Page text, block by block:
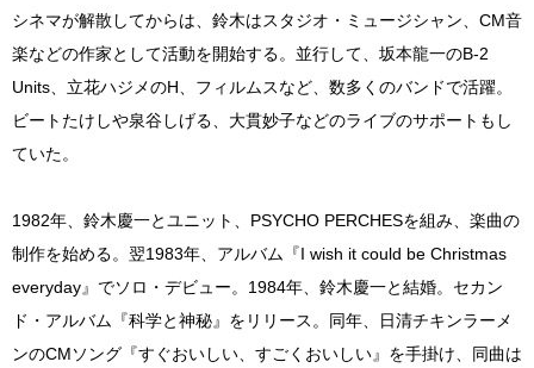
シネマが解散してからは、鈴木はスタジオ・ミュージシャン、CM音
楽などの作家として活動を開始する。並行して、坂本龍一のB-2
Units、立花ハジメのH、フィルムスなど、数多くのバンドで活躍。
ビートたけしや泉谷しげる、大貫妙子などのライブのサポートもし
ていた。
1982年、鈴木慶一とユニット、PSYCHO PERCHESを組み、楽曲の
制作を始める。翌1983年、アルバム『I wish it could be Christmas
everyday』でソロ・デビュー。1984年、鈴木慶一と結婚。セカン
ド・アルバム『科学と神秘』をリリース。同年、日清チキンラーメ
ンのCMソング『すぐおいしい、すごくおいしい』を手掛け、同曲は